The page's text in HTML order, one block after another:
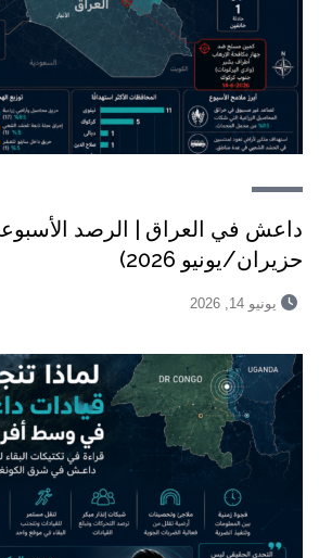
حزيران/يونيو 2026)
يونيو 14, 2026